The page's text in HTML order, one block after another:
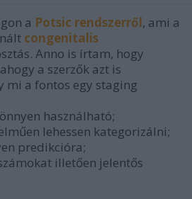
a Potsic rendszerről, ami a
congenitalis
Anno is írtam, hogy
a szerzők azt is
mi a fontos egy staging
használható;
lehessen kategorizálni;
predikcióra;
illetően jelentős